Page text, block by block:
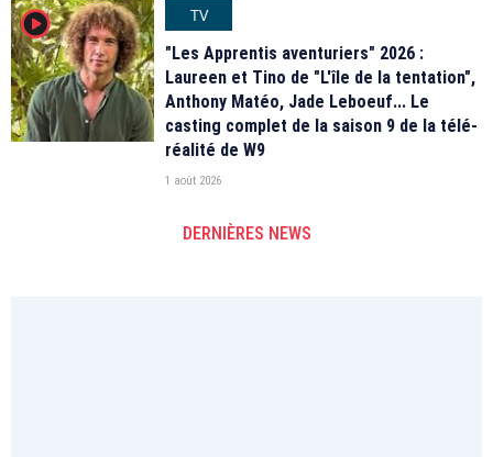
player2
TV
"Les Apprentis aventuriers" 2026 :
Laureen et Tino de "L'île de la tentation",
Anthony Matéo, Jade Leboeuf... Le
casting complet de la saison 9 de la télé-
réalité de W9
1 août 2026
DERNIÈRES NEWS